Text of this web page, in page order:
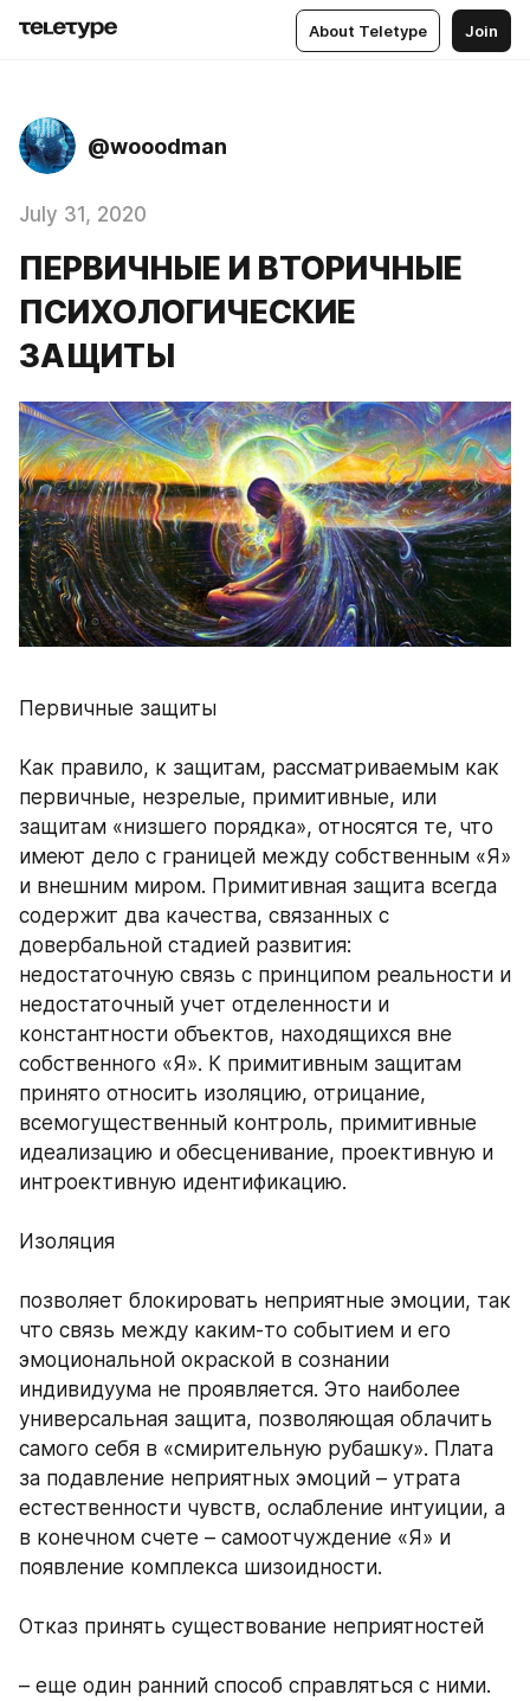
About Teletype Join
@wooodman
July 31, 2020
ПЕРВИЧНЫЕ И ВТОРИЧНЫЕ
ПСИХОЛОГИЧЕСКИЕ
ЗАЩИТЫ
Первичные защиты
Как правило, к защитам, рассматриваемым как
первичные, незрелые, примитивные, или
защитам «низшего порядка», относятся те, что
имеют дело с границей между собственным «Я»
и внешним миром. Примитивная защита всегда
содержит два качества, связанных с
довербальной стадией развития:
недостаточную связь с принципом реальности и
недостаточный учет отделенности и
константности объектов, находящихся вне
собственного «Я». К примитивным защитам
принято относить изоляцию, отрицание,
всемогущественный контроль, примитивные
идеализацию и обесценивание, проективную и
интроективную идентификацию.
Изоляция
позволяет блокировать неприятные эмоции, так
что связь между каким-то событием и его
эмоциональной окраской в сознании
индивидуума не проявляется. Это наиболее
универсальная защита, позволяющая облачить
самого себя в «смирительную рубашку». Плата
за подавление неприятных эмоций – утрата
естественности чувств, ослабление интуиции, а
в конечном счете – самоотчуждение «Я» и
появление комплекса шизоидности.
Отказ принять существование неприятностей
– еще один ранний способ справляться с ними.